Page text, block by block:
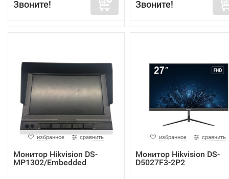
Звоните! Звоните!
избранное сравнить
Монитор Hikvision DS-
MP1302/Embedded
избранное сравнить
Монитор Hikvision DS-
D5027F3-2P2